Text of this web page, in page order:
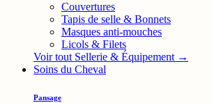
Couvertures
Tapis de selle & Bonnets
Masques anti-mouches
Licols & Filets
Voir tout Sellerie & Équipement →
Soins du Cheval
Pansage